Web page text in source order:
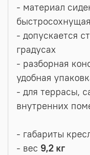
- материал
- допускается
градусах
- разборная
удобная
- для террасы,
внутренних
- габариты
- вес 9,2 кг